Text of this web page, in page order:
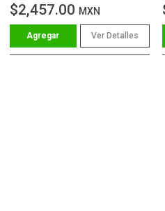
$2,457.00 MXN
Ver Detalles